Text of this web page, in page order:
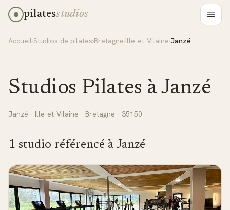
pilatesstudios
Accueil›Studios de pilates›Bretagne›Ille-et-Vilaine›Janzé
Studios Pilates àJanzé
Janzé · Ille-et-Vilaine · Bretagne · 35150
1 studio référencé à Janzé